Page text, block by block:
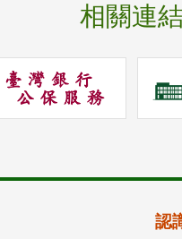
相關連結
認